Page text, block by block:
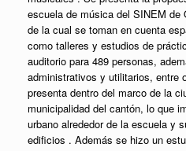
escuela de música del SINEM de
de la cual se toman en cuenta
como talleres y estudios de
auditorio para 489 personas,
administrativos y utilitarios, entre
presenta dentro del marco de la
municipalidad del cantón, lo que
urbano alrededor de la escuela y
edificios . Además se hizo un